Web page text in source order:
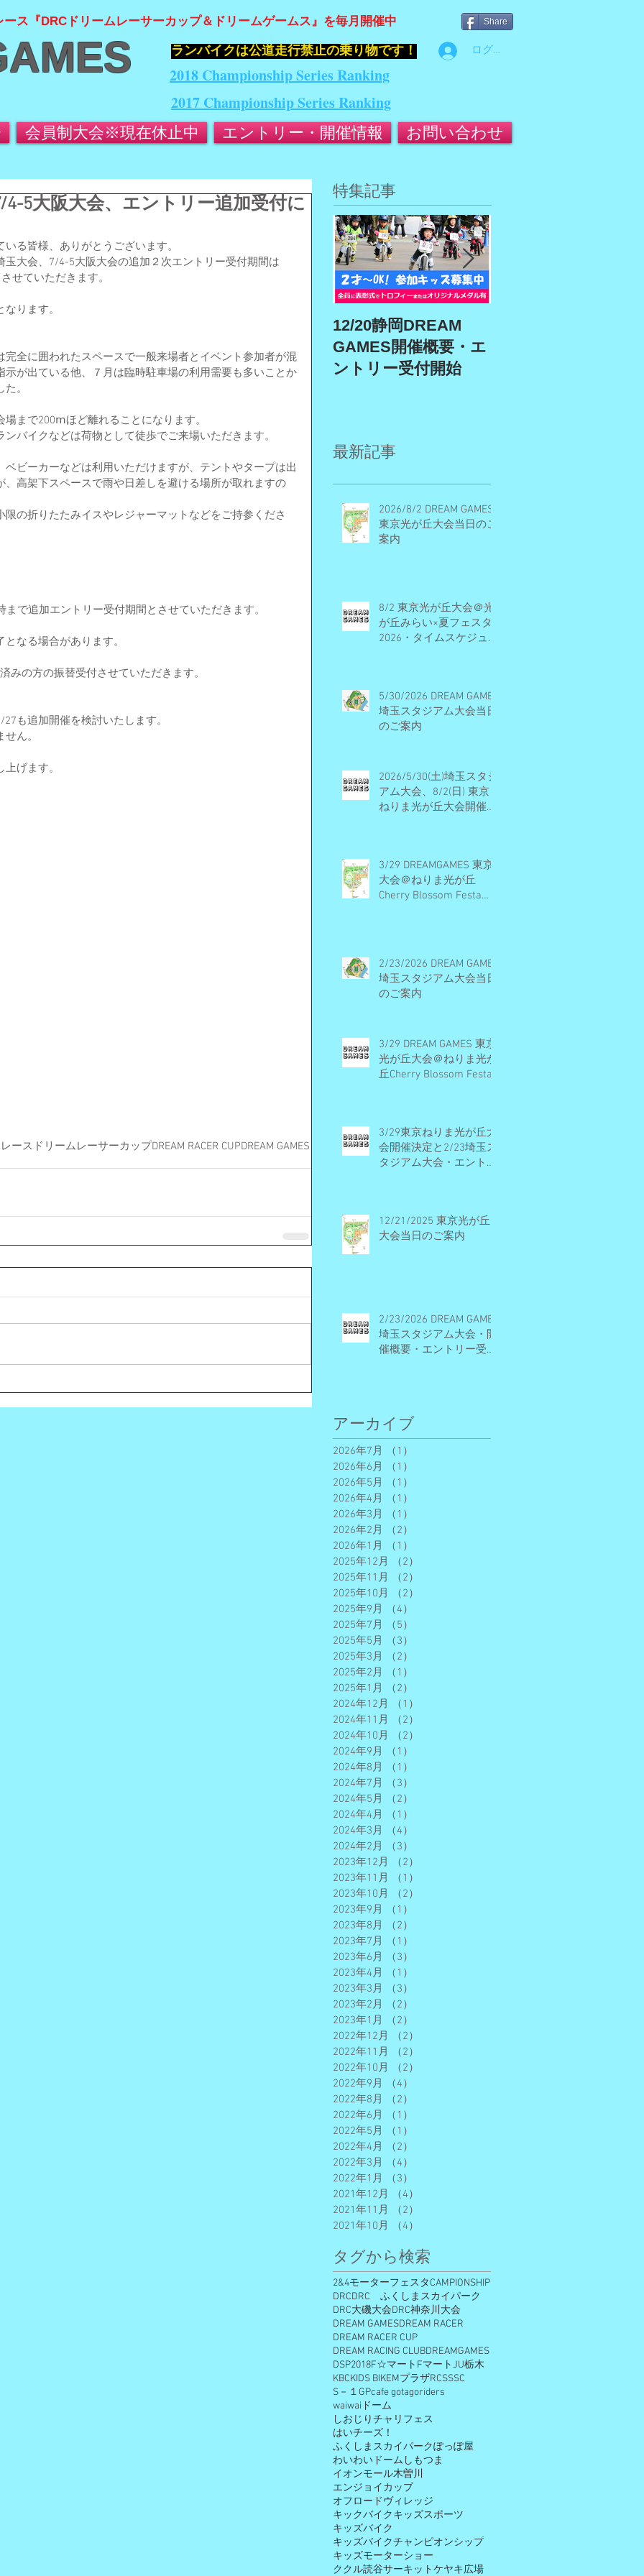
ス『DRCドリームレーサーカップ＆ドリームゲームス』を毎月開催中 Share
2017 Championship Series Ranking
2018 Championship Series Ranking
​ランバイクは公道走行禁止の乗り物です！ ログイン
会員制大会※現在休止中 エントリー・開催情報 お問い合わせ
5大阪大会、エントリー追加受付に
る皆様、ありがとうございます。
玉大会、7/4-5大阪大会の追加２次エントリー受付期間は
せていただきます。
ります。
全に囲われたスペースで一般来場者とイベント参加者が混
示が出ている他、７月は臨時駐車場の利用需要も多いことか
。
まで200ⅿほど離れることになります。
バイクなどは荷物として徒歩でご来場いただきます。
ビーカーなどは利用いただけますが、テントやタープは出
高架下スペースで雨や日差しを避ける場所が取れますの
の折りたたみイスやレジャーマットなどをご持参くださ
で追加エントリー受付期間とさせていただきます。
なる場合があります。
みの方の振替受付させていただきます。
も追加開催を検討いたします。
ん。
げます。
ース ドリームレーサーカップDREAM RACER CUPDREAM GAMES
特集記事
12/20静岡DREAM
GAMES開催概要・エ
ントリー受付開始
最新記事
2026/8/2 DREAM GAMES
東京光が丘大会当日のご
案内
8/2 東京光が丘大会＠光
が丘みらい×夏フェスタ
2026・タイムスケジュー
5/30/2026 DREAM GAMES
埼玉スタジアム大会当日
のご案内
2026/5/30(土)埼玉スタジ
アム大会、8/2(日) 東京
ねりま光が丘大会開催決
3/29 DREAMGAMES 東京
大会＠ねりま光が丘
Cherry Blossom Festa
2/23/2026 DREAM GAMES
埼玉スタジアム大会当日
のご案内
3/29 DREAM GAMES 東京
光が丘大会＠ねりま光が
丘Cherry Blossom Festa
3/29東京ねりま光が丘大
会開催決定と2/23埼玉ス
タジアム大会・エントリ
12/21/2025 東京光が丘
大会当日のご案内
2/23/2026 DREAM GAMES
埼玉スタジアム大会・開
催概要・エントリー受付
アーカイブ
2026年7月 （1）
2026年6月
（1）
2026年5月
（1）
2026年4月
（1）
2026年3月
（1）
2026年2月
（2）
2026年1月
（1）
2025年12月
（2）
2025年11月
（2）
2025年10月
（2）
2025年9月
（4）
2025年7月
（5）
2025年5月
（3）
2025年3月
（2）
2025年2月
（1）
2025年1月
（2）
2024年12月
（1）
2024年11月
（2）
2024年10月
（2）
2024年9月
（1）
2024年8月
（1）
2024年7月
（3）
2024年5月
（2）
2024年4月
（1）
2024年3月
（4）
2024年2月
（3）
2023年12月
（2）
2023年11月
（1）
2023年10月
（2）
2023年9月
（1）
2023年8月
（2）
2023年7月
（1）
2023年6月
（3）
2023年4月
（1）
2023年3月
（3）
2023年2月
（2）
2023年1月
（2）
2022年12月
（2）
2022年11月
（2）
2022年10月
（2）
2022年9月
（4）
2022年8月
（2）
2022年6月
（1）
2022年5月
（1）
2022年4月
（2）
2022年3月
（4）
2022年1月
（3）
2021年12月
（4）
2021年11月
（2）
2021年10月
（4）
タグから検索
2&4モーターフェスタCAMPIONSHIP
DRCDRC ふくしまスカイパーク
DRC大磯大会DRC神奈川大会
DREAM GAMESDREAM RACER
DREAM RACER CUP
DREAM RACING CLUBDREAMGAMES
DSP2018F☆マート FマートJU栃木
KBCKIDS BIKEMプラザRCSSSC
S－１GPcafe gotagoriders
waiwaiドーム
しおじりチャリフェス
はいチーズ！
ふくしまスカイパークぽっぽ屋
わいわいドームしもつま
イオンモール木曽川
エンジョイカップ
オフロードヴィレッジ
キックバイクキッズスポーツ
キッズバイク
キッズバイクチャンピオンシップ
キッズモーターショー
ククル読谷サーキットケヤキ広場